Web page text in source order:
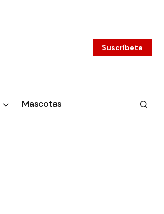
Suscríbete
Mascotas